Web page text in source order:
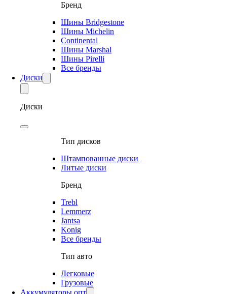
Бренд
Шины Bridgestone
Шины Michelin
Continental
Шины Marshal
Шины Pirelli
Все бренды
Диски
Диски
Тип дисков
Штампованные диски
Литые диски
Бренд
Trebl
Lemmerz
Jantsa
Konig
Все бренды
Тип авто
Легковые
Грузовые
Аккумуляторы опт